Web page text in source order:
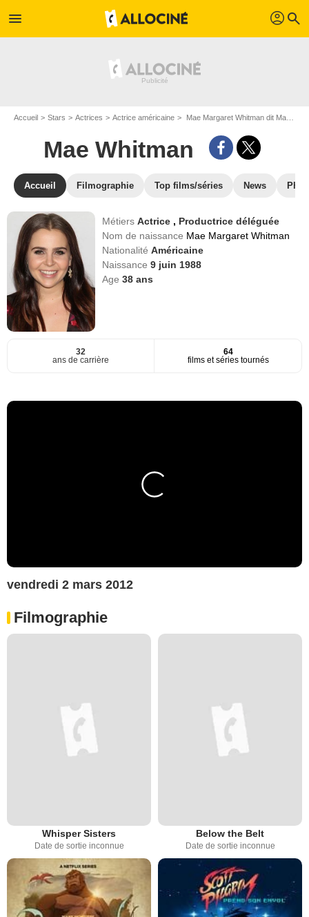
menu profil search
Accueil Stars Actrices Actrice américaine Mae Margaret Whitman dit Mae Whitman
Mae Whitman
Accueil Filmographie Top films/séries News
MétiersActrice , Productrice déléguée
Nom de naissance Mae Margaret Whitman
NationalitéAméricaine
Naissance9 juin 1988
Age38 ans
32
ans de carrière
64
films et séries tournés
vendredi 2 mars 2012
Filmographie
Whisper Sisters
Date de sortie inconnue
Below the Belt
Date de sortie inconnue